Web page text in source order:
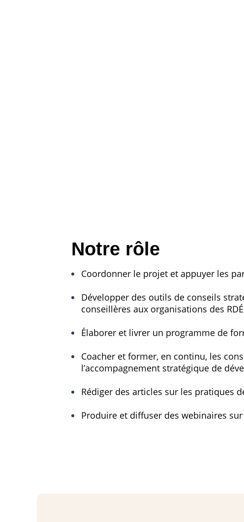
Notre rôle
Coordonner le projet et appuyer les
Développer des outils de conseils
conseillères aux organisations des
Élaborer et livrer un programme de
Coacher et former, en continu, les
l’accompagnement stratégique de
Rédiger des articles sur les pratiques
Produire et diffuser des webinaires